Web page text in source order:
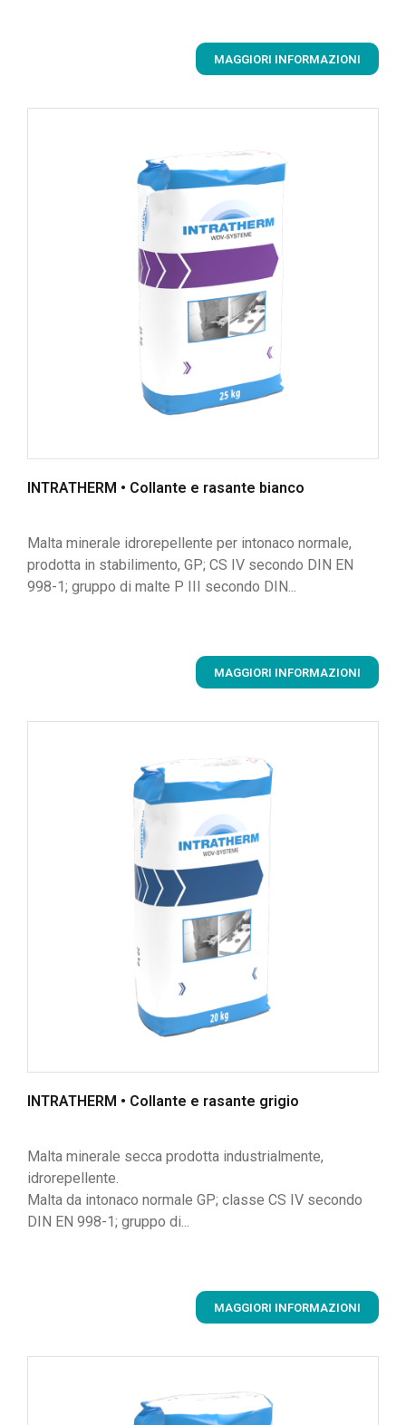
MAGGIORI INFORMAZIONI
INTRATHERM • Collante e rasante bianco
Malta minerale idrorepellente per intonaco normale,
prodotta in stabilimento, GP; CS IV secondo DIN EN
998-1; gruppo di malte P III secondo DIN...
MAGGIORI INFORMAZIONI
INTRATHERM • Collante e rasante grigio
Malta minerale secca prodotta industrialmente,
idrorepellente.
Malta da intonaco normale GP; classe CS IV secondo
DIN EN 998-1; gruppo di...
MAGGIORI INFORMAZIONI